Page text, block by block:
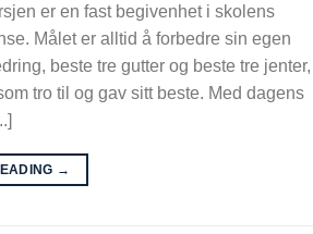
er en fast begivenhet i skolens
Målet er alltid å forbedre sin egen
beste tre gutter og beste tre jenter,
tro til og gav sitt beste. Med dagens
→